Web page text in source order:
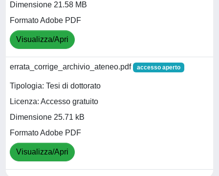
Dimensione 21.58 MB
Formato Adobe PDF
Visualizza/Apri
errata_corrige_archivio_ateneo.pdf accesso aperto
Tipologia: Tesi di dottorato
Licenza: Accesso gratuito
Dimensione 25.71 kB
Formato Adobe PDF
Visualizza/Apri